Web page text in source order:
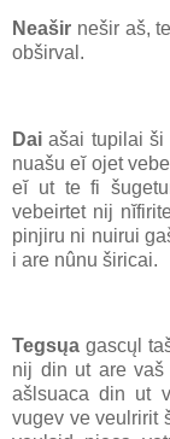
Neašir nešir aš,
obširval.
Dai ašai tupilai ši
nuašu eĭ ojet
eĭ ut te fi
vebeirtet nij
pinjiru ni nuirui
i are nûnu širicai.
Tegsųa gascųl
nij din ut are
ašlsuaca din ut
vugev ve veulririt